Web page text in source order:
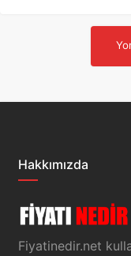
Hakkımızda
Fiyatinedir.net